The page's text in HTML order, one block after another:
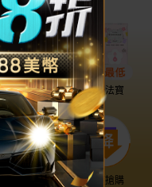
夏提案 雨天法寶
降價搶購